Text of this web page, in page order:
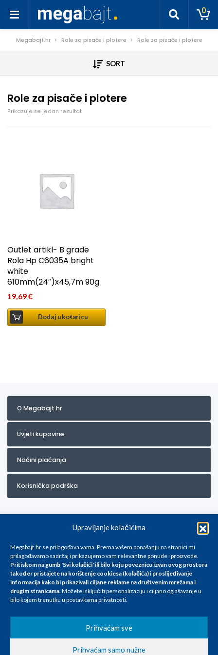
Upravljanje kolačićima
Megabajt.hr se prilagođava vama. Prema vašem ponašanju na stranici mi
prilagođavamo sadržaj i prikazujemo vam relevantne ponude i proizvode.
Pritiskom na gumb 'Svi kolačići' ili bilo koju poveznicu izvan ovog prostora
također pristajete na korištenje cookiesa (kolačića) i proslijeđivanje
informacija kako bi prikazivali ciljane reklame na društvenim mrežama i
drugim stranicama.Možete isključiti personalizaciju i ciljano oglašavanje u
bilo kojem trenutku u postavkama privatnosti.
Prihvaćam sve
Prihvaćam samo nužne
0
Megabajt.hr Role za pisače i plotere Role za pisače i plotere
SORT
Role za pisače i plotere
Prikazuje se jedan rezultat
Outlet artikl- B grade
Rola Hp C6035A bright
white
610mm(24″)x45,7m 90g
19,69€
Dodaj u košaricu
O Megabajt.hr
Uvjeti kupovine
Načini plaćanja
Korisnička podrška
Za artikle kojih trenutno nema u ponudi obratite nam se na
info@megabajt.hr. Sve cijene su informativnog karaktera i podložne su
promjenama, a
iskazane su za avansno plaćanje(gotovina) u Eurima i uključuju PDV. Sve
se razlikovati od cijena u našim poslovnicama. Trudimo se dati što bolji
i točniji opis i sliku. Unatoč tome, ne možemo garantirati da su svi
nastale u opisu proizvoda, greške prilikom štampanja te promjene